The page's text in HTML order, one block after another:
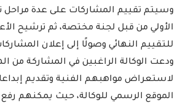
وسيتم تقييم المشاركات على عدة مراحل
الأولي من قبل لجنة مختصة، ثم ترشيح
للتقييم النهائي وصولًا إلى إعلان
ودعت الوكالة الراغبين في المشاركة من
لاستعراض مواهبهم الفنية وتقديم
الموقع الرسمي للوكالة، حيث يمكنهم